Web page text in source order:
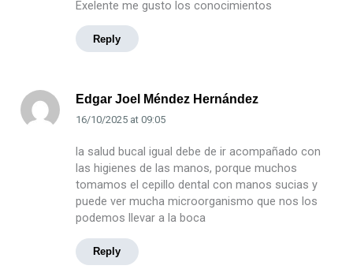
Exelente me gusto los conocimientos
Reply
Edgar Joel Méndez Hernández
16/10/2025at 09:05
la salud bucal igual debe de ir acompañado con
las higienes de las manos, porque muchos
tomamos el cepillo dental con manos sucias y
puede ver mucha microorganismo que nos los
podemos llevar a la boca
Reply